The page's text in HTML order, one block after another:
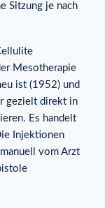
Sitzung je nach
Mesotherapie
ist (1952) und
gezielt direkt in
Es handelt
Injektionen
vom Arzt